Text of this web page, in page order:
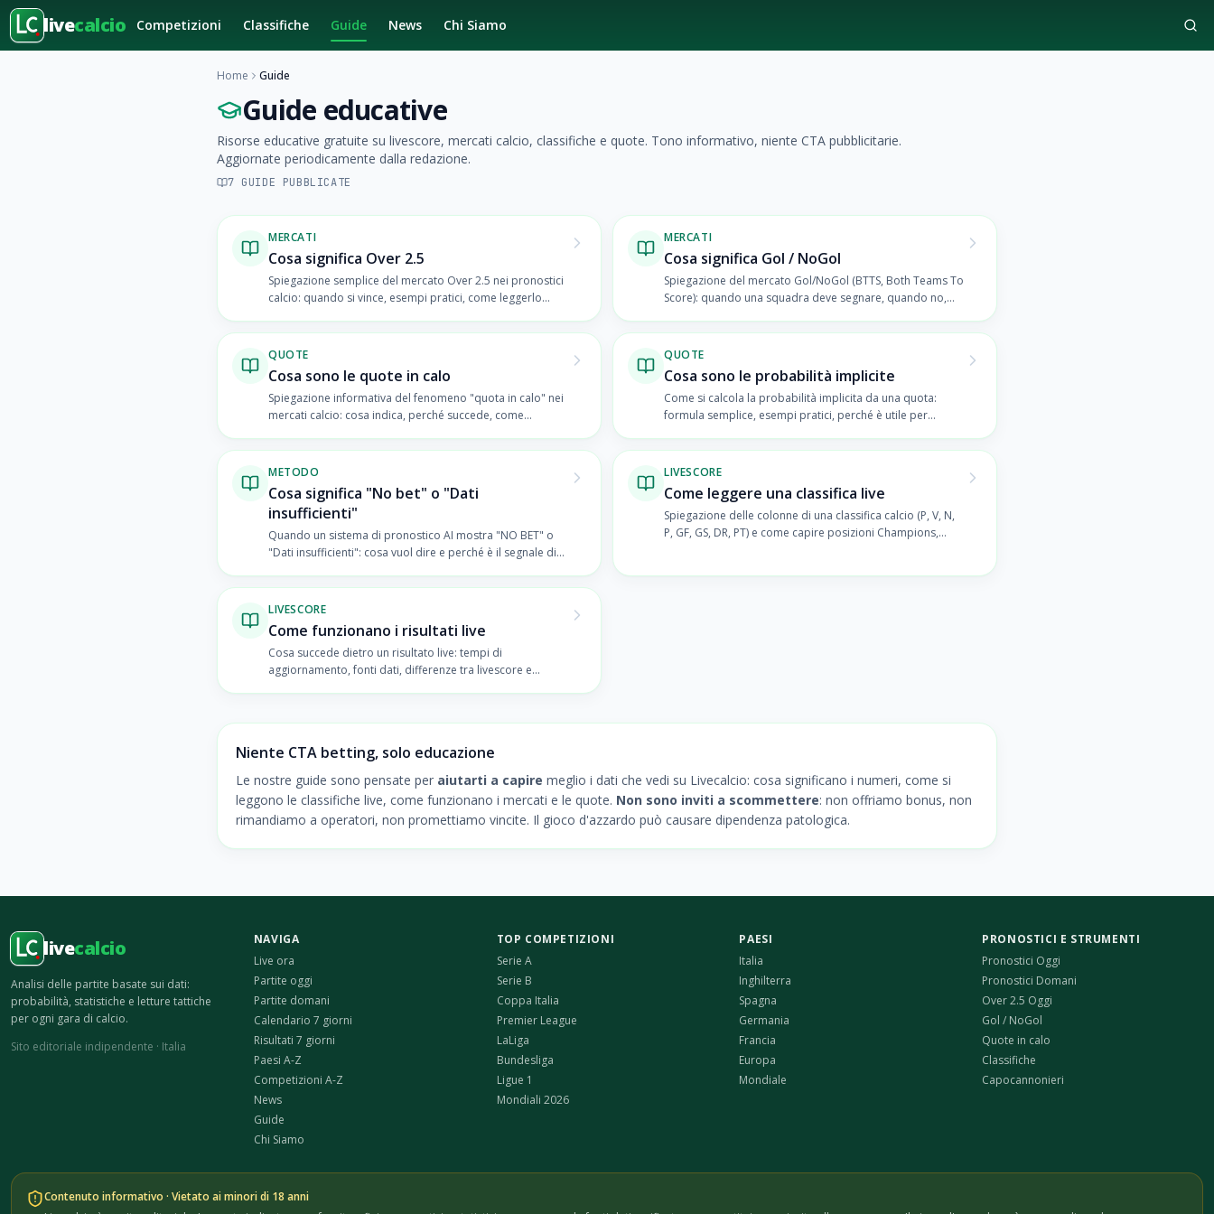
livecalcio Competizioni Classifiche Guide News Chi Siamo
Home Guide
Guide educative
Risorse educative gratuite su livescore, mercati calcio, classifiche e quote. Tono informativo, niente CTA pubblicitarie.
Aggiornate periodicamente dalla redazione.
7 GUIDE PUBBLICATE
MERCATI
Cosa significa Over 2.5
Spiegazione semplice del mercato Over 2.5 nei pronostici
calcio: quando si vince, esempi pratici, come leggerlo
MERCATI
Cosa significa Gol / NoGol
Spiegazione del mercato Gol/NoGol (BTTS, Both Teams To
Score): quando una squadra deve segnare, quando no,
QUOTE
Cosa sono le quote in calo
Spiegazione informativa del fenomeno "quota in calo" nei
mercati calcio: cosa indica, perché succede, come
QUOTE
Cosa sono le probabilità implicite
Come si calcola la probabilità implicita da una quota:
formula semplice, esempi pratici, perché è utile per
METODO
Cosa significa "No bet" o "Dati
insufficienti"
Quando un sistema di pronostico AI mostra "NO BET" o
"Dati insufficienti": cosa vuol dire e perché è il segnale di
LIVESCORE
Come leggere una classifica live
Spiegazione delle colonne di una classifica calcio (P, V, N,
P, GF, GS, DR, PT) e come capire posizioni Champions,
LIVESCORE
Come funzionano i risultati live
Cosa succede dietro un risultato live: tempi di
aggiornamento, fonti dati, differenze tra livescore e
Niente CTA betting, solo educazione
Le nostre guide sono pensate per aiutarti a capire meglio i dati che vedi su Livecalcio: cosa significano i numeri, come si
leggono le classifiche live, come funzionano i mercati e le quote. Non sono inviti a scommettere: non offriamo bonus, non
rimandiamo a operatori, non promettiamo vincite. Il gioco d'azzardo può causare dipendenza patologica.
livecalcio
Analisi delle partite basate sui dati:
probabilità, statistiche e letture tattiche
per ogni gara di calcio.
Sito editoriale indipendente · Italia
NAVIGA
Live ora
Partite oggi
Partite domani
Calendario 7 giorni
Risultati 7 giorni
Paesi A-Z
Competizioni A-Z
News
Guide
Chi Siamo
TOP COMPETIZIONI
Serie A
Serie B
Coppa Italia
Premier League
LaLiga
Bundesliga
Ligue 1
Mondiali 2026
PAESI
Italia
Inghilterra
Spagna
Germania
Francia
Europa
Mondiale
PRONOSTICI E STRUMENTI
Pronostici Oggi
Pronostici Domani
Over 2.5 Oggi
Gol / NoGol
Quote in calo
Classifiche
Capocannonieri
Contenuto informativo · Vietato ai minori di 18 anni